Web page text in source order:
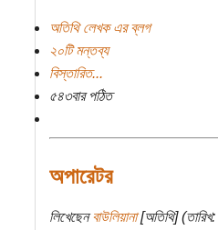
অতিথি লেখক এর ব্লগ
২০টি মন্তব্য
বিস্তারিত...
৫৪৩বার পঠিত
অপারেটর
লিখেছেনবাউলিয়ানা[অতিথি]